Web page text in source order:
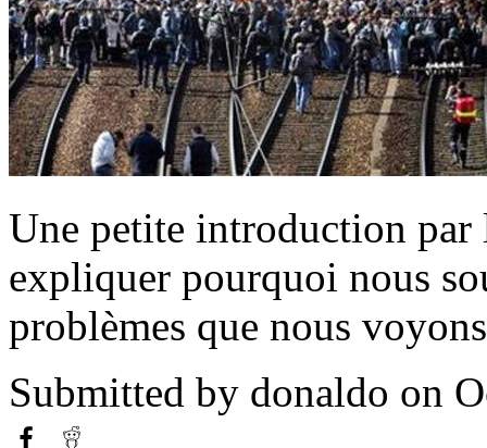
Une petite introduction
expliquer pourquoi nous
problèmes que nous
Submitted by donaldo on